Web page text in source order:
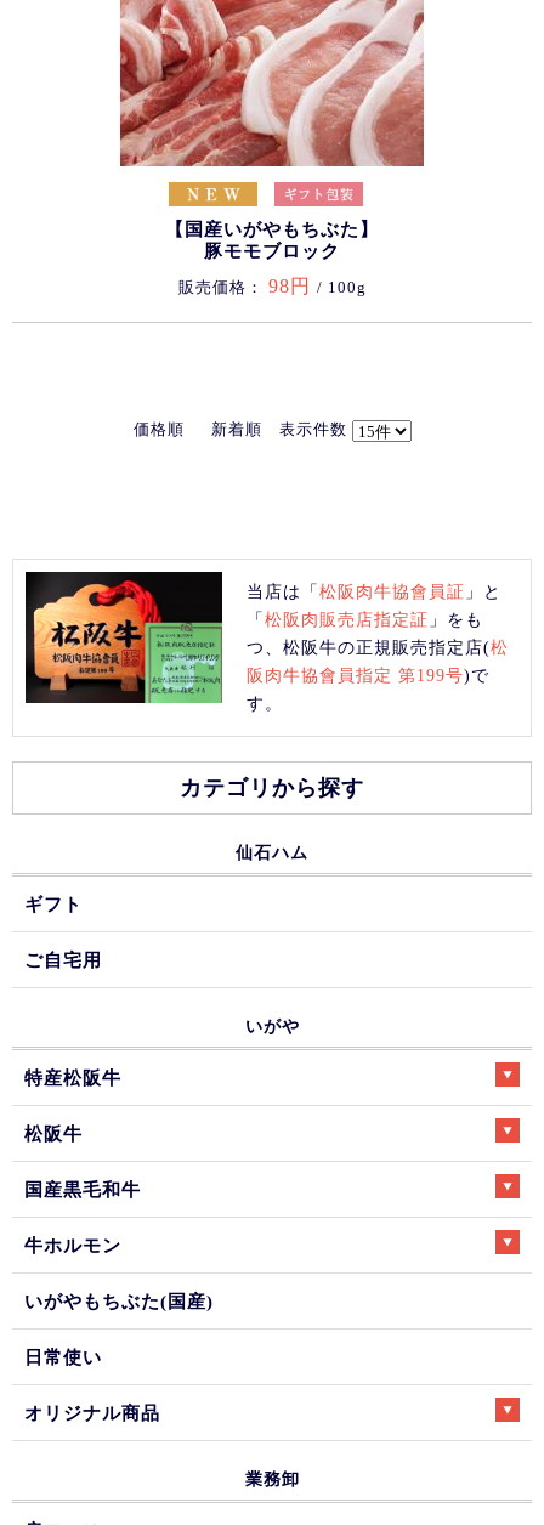
【国産いがやもちぶた】
豚モモブロック
販売価格： 98円 / 100g
価格順 新着順 表示件数
当店は「松阪肉牛協會員証 」と
「松阪肉販売店指定証 」をも
つ、松阪牛の正規販売指定店(松
阪肉牛協會員指定 第199号)で
す。
カテゴリから探す
仙石ハム
ギフト
ご自宅用
いがや
特産松阪牛
松阪牛
国産黒毛和牛
牛ホルモン
いがやもちぶた(国産)
日常使い
オリジナル商品
業務卸